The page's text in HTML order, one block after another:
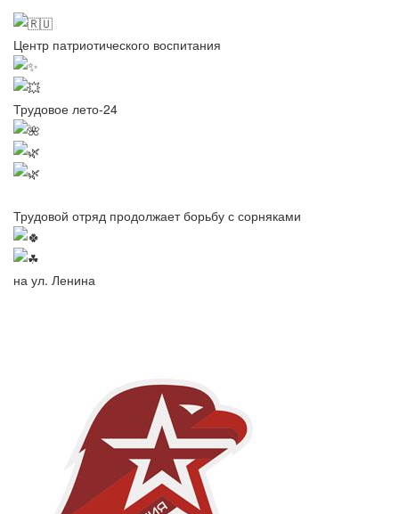
Центр патриотического воспитания
Трудовое лето-24
Трудовой отряд продолжает борьбу с сорняками
на ул. Ленина